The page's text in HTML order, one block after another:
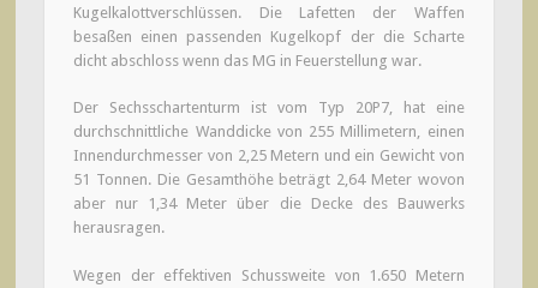
Kugelkalottverschlüssen. Die Lafetten der Waffen
besaßen einen passenden Kugelkopf der die Scharte
dicht abschloss wenn das MG in Feuerstellung war.
Der Sechsschartenturm ist vom Typ 20P7, hat eine
durchschnittliche Wanddicke von 255 Millimetern, einen
Innendurchmesser von 2,25 Metern und ein Gewicht von
51 Tonnen. Die Gesamthöhe beträgt 2,64 Meter wovon
aber nur 1,34 Meter über die Decke des Bauwerks
herausragen.
Wegen der effektiven Schussweite von 1.650 Metern